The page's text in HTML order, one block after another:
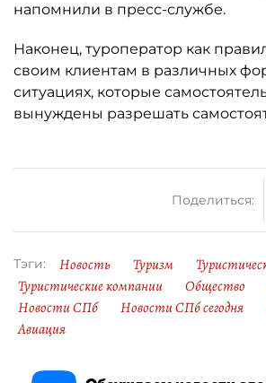
напомнили в пресс-службе.
Наконец, туроператор как
своим клиентам в различных
ситуациях, которые
вынуждены разрешать
Поделиться:
Тэги: Новость Туризм
Туристические компании
Общество
Новости СПб
Новости СПб сегодня
Авиация